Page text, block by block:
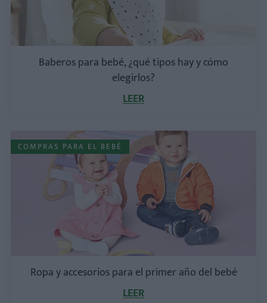
Baberos para bebé, ¿qué tipos hay y cómo
elegirlos?
LEER
COMPRAS PARA EL BEBÉ
Ropa y accesorios para el primer año del bebé
LEER